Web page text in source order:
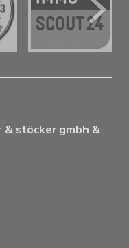
& stöcker gmbh &